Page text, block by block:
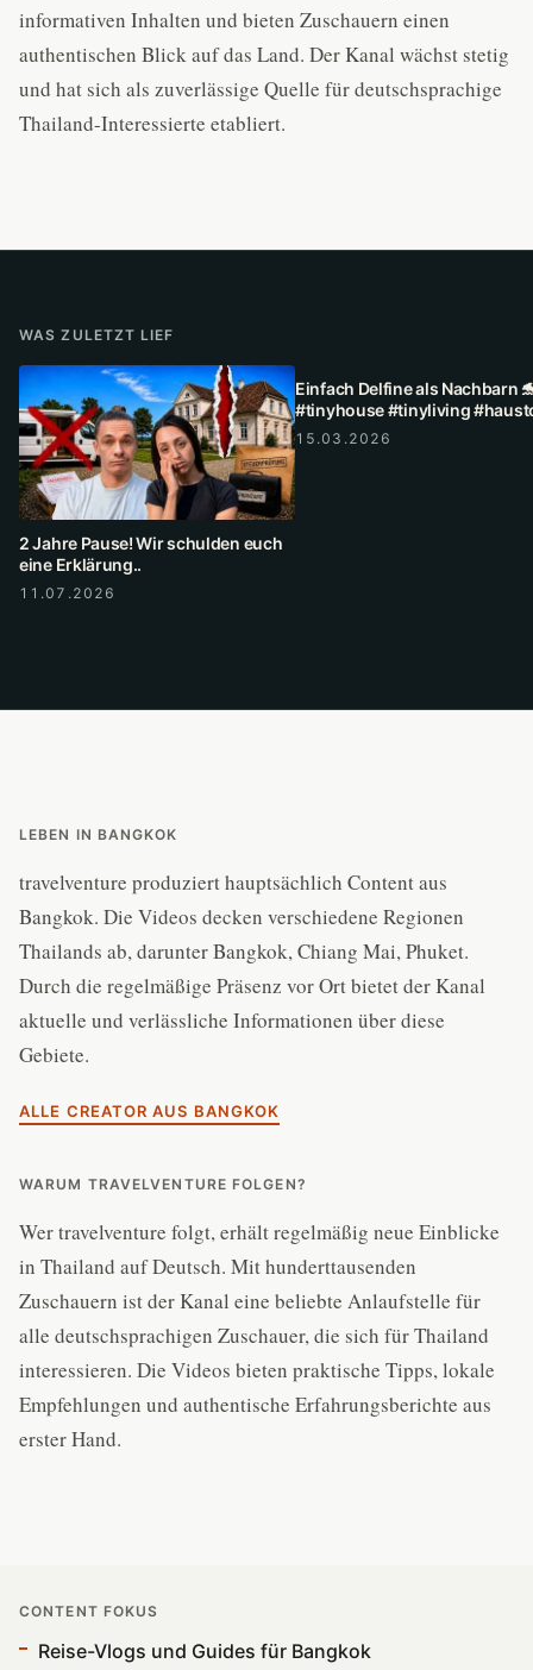
informativen Inhalten und bieten Zuschauern einen
authentischen Blick auf das Land. Der Kanal wächst stetig
und hat sich als zuverlässige Quelle für deutschsprachige
Thailand-Interessierte etabliert.
WAS ZULETZT LIEF
2 Jahre Pause! Wir schulden euch
eine Erklärung..
11.07.2026
Einfach Delfine als Nachbarn
#tinyhouse #tinyliving
15.03.2026
LEBEN IN BANGKOK
travelventure produziert hauptsächlich Content aus
Bangkok. Die Videos decken verschiedene Regionen
Thailands ab, darunter Bangkok, Chiang Mai, Phuket.
Durch die regelmäßige Präsenz vor Ort bietet der Kanal
aktuelle und verlässliche Informationen über diese
Gebiete.
ALLE CREATOR AUS BANGKOK
WARUM TRAVELVENTURE FOLGEN?
Wer travelventure folgt, erhält regelmäßig neue Einblicke
in Thailand auf Deutsch. Mit hunderttausenden
Zuschauern ist der Kanal eine beliebte Anlaufstelle für
alle deutschsprachigen Zuschauer, die sich für Thailand
interessieren. Die Videos bieten praktische Tipps, lokale
Empfehlungen und authentische Erfahrungsberichte aus
erster Hand.
CONTENT FOKUS
Reise-Vlogs und Guides für Bangkok